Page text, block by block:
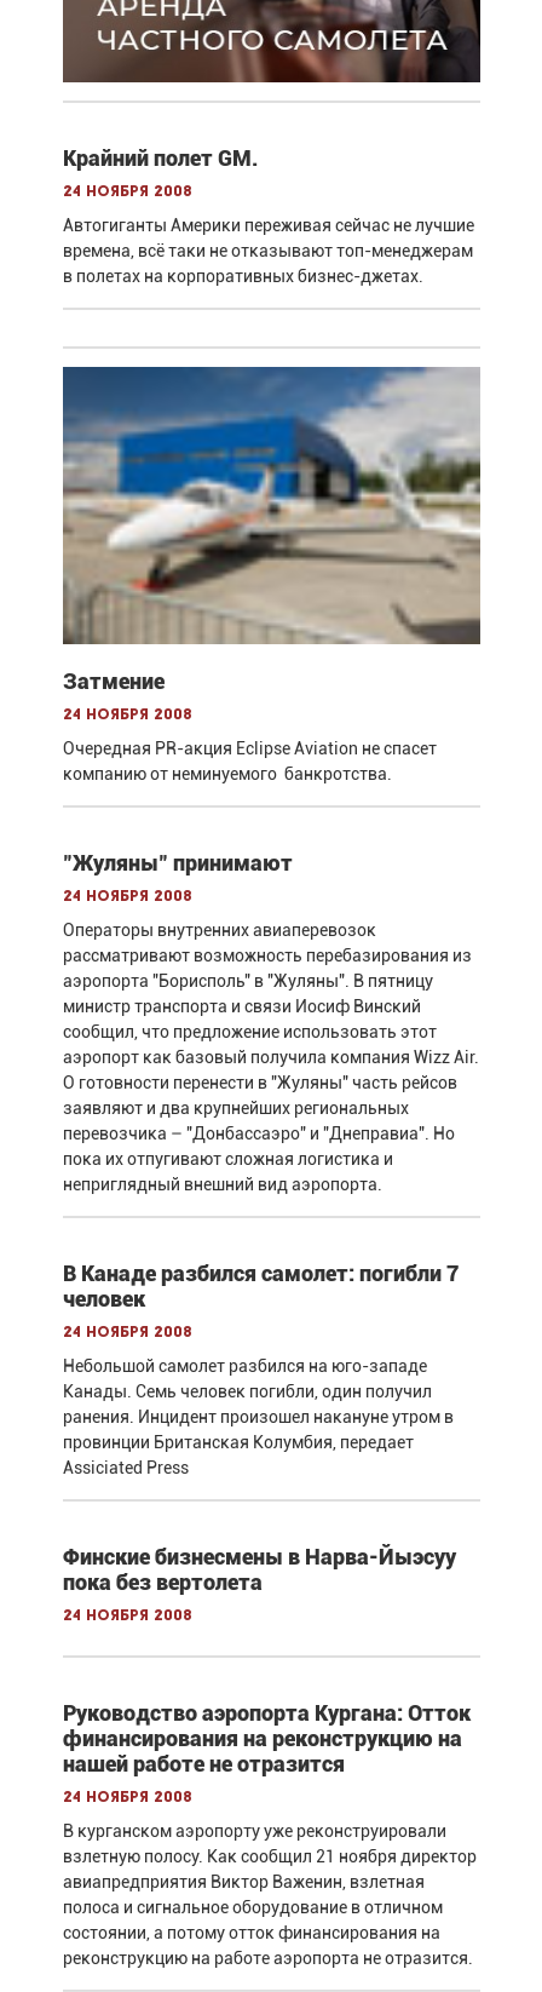
Крайний полет GM.
24 ноября 2008
Автогиганты Америки переживая сейчас не лучшие
времена, всё таки не отказывают топ-менеджерам
в полетах на корпоративных бизнес-джетах.
Затмение
24 ноября 2008
Очередная PR-акция Eclipse Aviation не спасет
компанию от неминуемого банкротства.
"Жуляны" принимают
24 ноября 2008
Операторы внутренних авиаперевозок
рассматривают возможность перебазирования из
аэропорта "Борисполь" в "Жуляны". В пятницу
министр транспорта и связи Иосиф Винский
сообщил, что предложение использовать этот
аэропорт как базовый получила компания Wizz Air.
О готовности перенести в "Жуляны" часть рейсов
заявляют и два крупнейших региональных
перевозчика – "Донбассаэро" и "Днеправиа". Но
пока их отпугивают сложная логистика и
неприглядный внешний вид аэропорта.
В Канаде разбился самолет: погибли 7
человек
24 ноября 2008
Небольшой самолет разбился на юго-западе
Канады. Семь человек погибли, один получил
ранения. Инцидент произошел накануне утром в
провинции Британская Колумбия, передает
Assiciated Press
Финские бизнесмены в Нарва-Йыэсуу
пока без вертолета
24 ноября 2008
Руководство аэропорта Кургана: Отток
финансирования на реконструкцию на
нашей работе не отразится
24 ноября 2008
В курганском аэропорту уже реконструировали
взлетную полосу. Как сообщил 21 ноября директор
авиапредприятия Виктор Важенин, взлетная
полоса и сигнальное оборудование в отличном
состоянии, а потому отток финансирования на
реконструкцию на работе аэропорта не отразится.